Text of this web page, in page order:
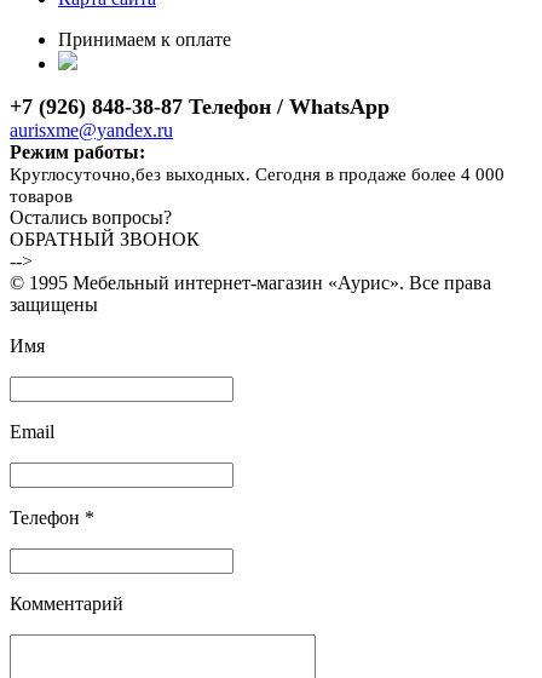
Принимаем к оплате
+7 (926) 848-38-87 Телефон / WhatsApp
aurisxme@yandex.ru
Режим работы:
Круглосуточно,без выходных. Сегодня в продаже более 4 000
товаров
Остались вопросы?
ОБРАТНЫЙ ЗВОНОК
-->
© 1995 Мебельный интернет-магазин «Аурис». Все права
защищены
Имя
Email
Телефон *
Комментарий